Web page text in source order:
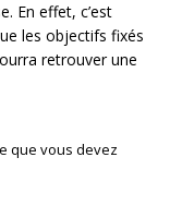
En effet, c’est
les objectifs fixés
retrouver une
que vous devez